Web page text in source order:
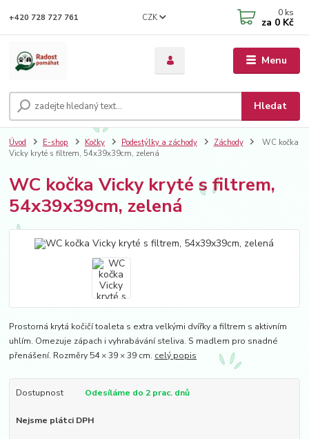
Menu
CZK
Hledat
+420 728 727 761 0 ks
za 0 Kč
Úvod E-shop Kočky Podestýlky a záchody Záchody
WC kočka
Vicky kryté s filtrem, 54x39x39cm, zelená
WC kočka Vicky kryté s filtrem,
54x39x39cm, zelená
Prostorná krytá kočičí toaleta s extra velkými dvířky a filtrem s aktivním
uhlím. Omezuje zápach i vyhrabávání steliva. S madlem pro snadné
přenášení. Rozměry 54 × 39 × 39 cm. celý popis
Dostupnost Odesíláme do 2 prac. dnů
Nejsme plátci DPH